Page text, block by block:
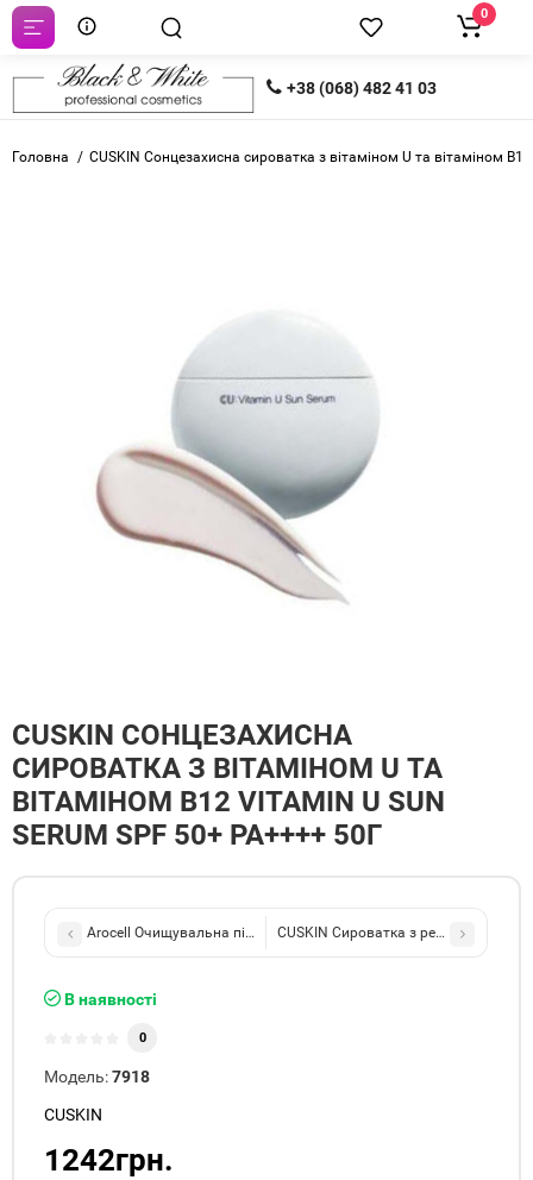
+38 (068) 482 41 03
0
Головна CUSKIN Сонцезахисна сироватка з вітаміном U та вітаміном
CUSKIN СОНЦЕЗАХИСНА
СИРОВАТКА З ВІТАМІНОМ U ТА
ВІТАМІНОМ B12 VITAMIN U SUN
SERUM SPF 50+ PA++++ 50Г
Arocell Очищувальна пінка з полином Mugwort Whipped Cleanser
CUSKIN Сироватка з ретинолом
В наявності
0
Модель:7918
CUSKIN
1242грн.